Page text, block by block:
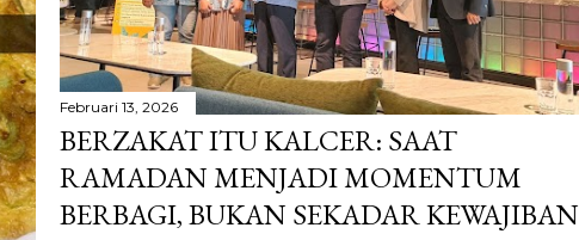
Februari 13, 2026
BERZAKAT ITU KALCER: SAAT
RAMADAN MENJADI MOMENTUM
BERBAGI, BUKAN SEKADAR KEWAJIBAN